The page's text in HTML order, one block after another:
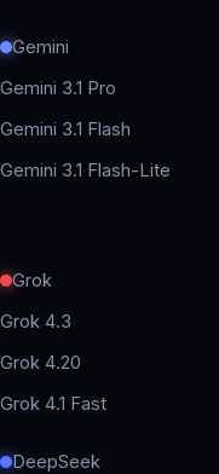
Gemini
Gemini 3.1 Pro
Gemini 3.1 Flash
Gemini 3.1 Flash-Lite
Grok
Grok 4.3
Grok 4.20
Grok 4.1 Fast
DeepSeek